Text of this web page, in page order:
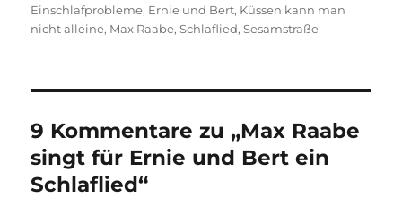
am
Einschlafprobleme, Ernie und Bert, Küssen kann man
nicht alleine, Max Raabe,Schlaflied,Sesamstraße
9 Kommentare zu „Max Raabe
singt für Ernie und Bert ein
Schlaflied“